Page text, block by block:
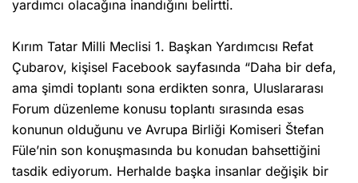
yardımcı olacağına inandığını belirtti.
Kırım Tatar Milli Meclisi 1. Başkan Yardımcısı Refat
Çubarov, kişisel Facebook sayfasında “Daha bir defa,
ama şimdi toplantı sona erdikten sonra, Uluslararası
Forum düzenleme konusu toplantı sırasında esas
konunun olduğunu ve Avrupa Birliği Komiseri Štefan
Füle’nin son konuşmasında bu konudan bahsettiğini
tasdik ediyorum. Herhalde başka insanlar değişik bir